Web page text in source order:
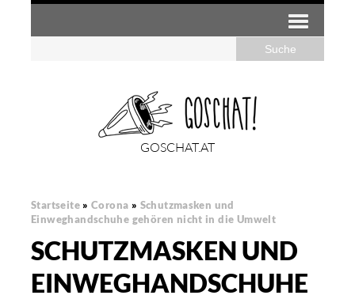
GOSCHAT.AT
Startseite » Corona » Schutzmasken und
Einweghandschuhe gehören nicht in die Umwelt
SCHUTZMASKEN UND
EINWEGHANDSCHUHE